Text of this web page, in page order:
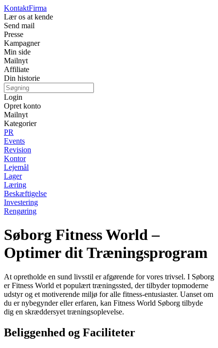
KontaktFirma
Lær os at kende
Send mail
Presse
Kampagner
Min side
Mailnyt
Affiliate
Din historie
Login
Opret konto
Mailnyt
Kategorier
PR
Events
Revision
Kontor
Lejemål
Lager
Læring
Beskæftigelse
Investering
Rengøring
Søborg Fitness World –
Optimer dit Træningsprogram
At opretholde en sund livsstil er afgørende for vores trivsel. I Søborg
er Fitness World et populært træningssted, der tilbyder topmoderne
udstyr og et motiverende miljø for alle fitness-entusiaster. Uanset om
du er nybegynder eller erfaren, kan Fitness World Søborg tilbyde
dig en skræddersyet træningsoplevelse.
Beliggenhed og Faciliteter